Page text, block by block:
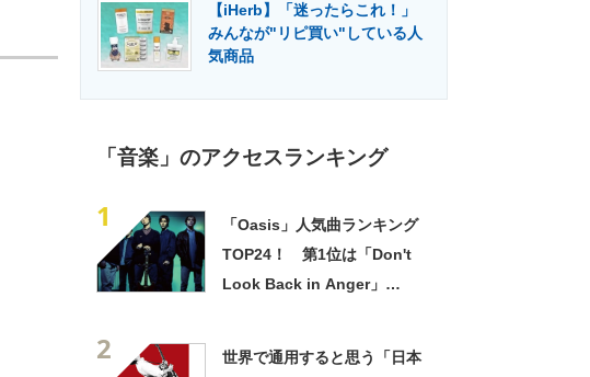
【iHerb】「迷ったらこれ！」
みんなが"リピ買い"している人
気商品
「音楽」のアクセスランキング
1
「Oasis」人気曲ランキング
TOP24！ 第1位は「Don't
Look Back in Anger」
2
世界で通用すると思う「日本